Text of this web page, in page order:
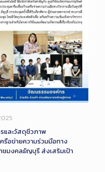
และวัสดุชีวภาพ
รือข่ายความร่วมมือทาง
ชมงคลธัญบุรี ส่งเสริมเป้า